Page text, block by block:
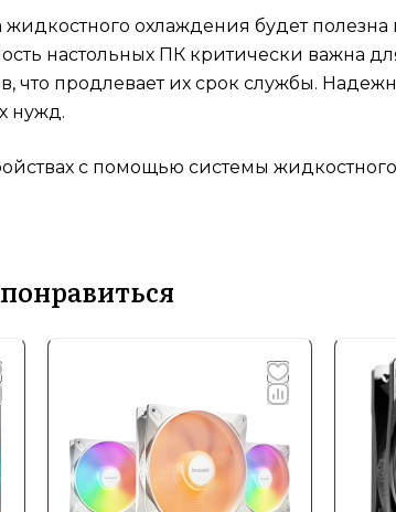
охлаждения будет
настольных ПК критически важна
что продлевает их срок службы.
нужд.
с помощью системы